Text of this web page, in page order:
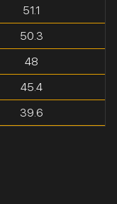
51.1
50.3
48
45.4
39.6